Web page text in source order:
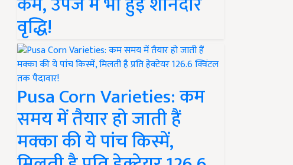
वृद्धि!
Pusa Corn Varieties: कम
समय में तैयार हो जाती हैं
मक्का की ये पांच किस्में,